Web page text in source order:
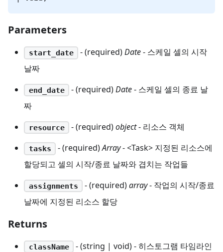
Parameters
start_date - (required)Date- 스케일 셀의 시작
날짜
end_date - (required)Date- 스케일 셀의 종료 날
짜
resource - (required)object- 리소스 객체
tasks - (required)Array- <Task> 지정된 리소스에
할당되고 셀의 시작/종료 날짜와 겹치는 작업들
assignments - (required)array- 작업의 시작/종료
날짜에 지정된 리소스 할당
Returns
className
- (string | void) - 히스토그램 타임라인